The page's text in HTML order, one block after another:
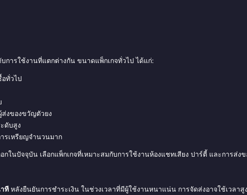
การใช้งานที่แตกต่างกัน ขนาดแพ็กเกจทั่วไป ได้แก่:
ทั่วไป
งของขวัญตัวยง
ดับสูง
รเหรียญจำนวนมาก
ในปัจจุบัน เลือกแพ็กเกจที่เหมาะสมกับการใช้งานห้องแชทเสียง ปาร์ตี้ และการส่งข
ที หลังยืนยันการชำระเงิน ในช่วงเวลาที่มีผู้ใช้งานหนาแน่น การจัดส่งอาจใช้เวลาสู